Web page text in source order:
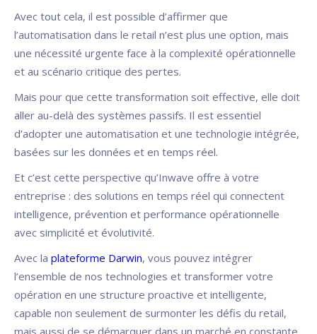
Avec tout cela, il est possible d’affirmer que
l’automatisation dans le retail n’est plus une option, mais
une nécessité urgente face à la complexité opérationnelle
et au scénario critique des pertes.
Mais pour que cette transformation soit effective, elle doit
aller au-delà des systèmes passifs. Il est essentiel
d’adopter une automatisation et une technologie intégrée,
basées sur les données et en temps réel.
Et c’est cette perspective qu’Inwave offre à votre
entreprise : des solutions en temps réel qui connectent
intelligence, prévention et performance opérationnelle
avec simplicité et évolutivité.
Avec la plateforme Darwin, vous pouvez intégrer
l’ensemble de nos technologies et transformer votre
opération en une structure proactive et intelligente,
capable non seulement de surmonter les défis du retail,
mais aussi de se démarquer dans un marché en constante